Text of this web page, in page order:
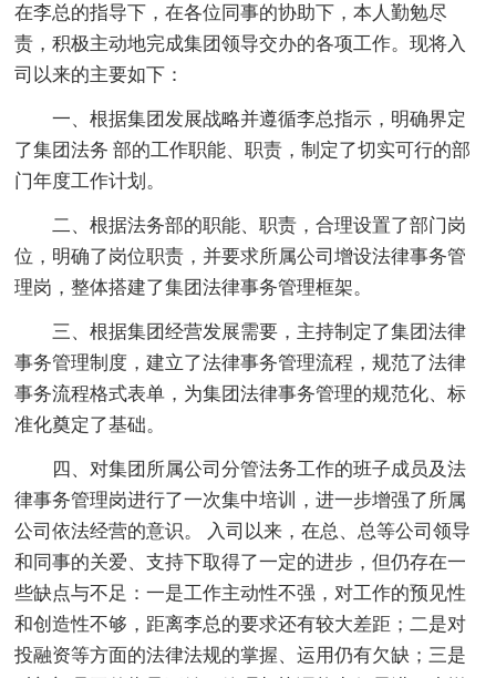
在李总的指导下，在各位同事的协助下，本人勤勉尽
责，积极主动地完成集团领导交办的各项工作。现将入
司以来的主要如下：
一、根据集团发展战略并遵循李总指示，明确界定
了集团法务 部的工作职能、职责，制定了切实可行的部
门年度工作计划。
二、根据法务部的职能、职责，合理设置了部门岗
位，明确了岗位职责，并要求所属公司增设法律事务管
理岗，整体搭建了集团法律事务管理框架。
三、根据集团经营发展需要，主持制定了集团法律
事务管理制度，建立了法律事务管理流程，规范了法律
事务流程格式表单，为集团法律事务管理的规范化、标
准化奠定了基础。
四、对集团所属公司分管法务工作的班子成员及法
律事务管理岗进行了一次集中培训，进一步增强了所属
公司依法经营的意识。 入司以来，在总、总等公司领导
和同事的关爱、支持下取得了一定的进步，但仍存在一
些缺点与不足：一是工作主动性不强，对工作的预见性
和创造性不够，距离李总的要求还有较大差距；二是对
投融资等方面的法律法规的掌握、运用仍有欠缺；三是